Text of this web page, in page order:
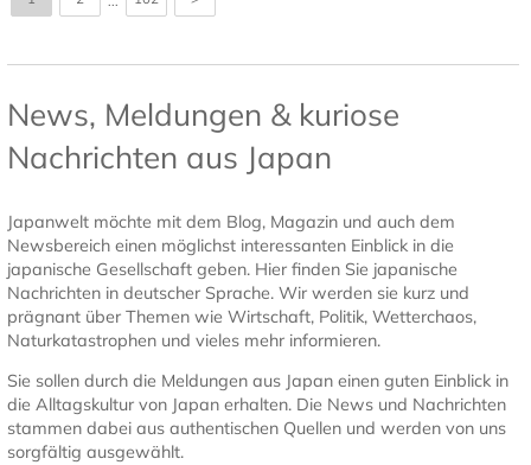
News, Meldungen & kuriose
Nachrichten aus Japan
Japanwelt möchte mit dem Blog, Magazin und auch dem
Newsbereich einen möglichst interessanten Einblick in die
japanische Gesellschaft geben. Hier finden Sie japanische
Nachrichten in deutscher Sprache. Wir werden sie kurz und
prägnant über Themen wie Wirtschaft, Politik, Wetterchaos,
Naturkatastrophen und vieles mehr informieren.
Sie sollen durch die Meldungen aus Japan einen guten Einblick in
die Alltagskultur von Japan erhalten. Die News und Nachrichten
stammen dabei aus authentischen Quellen und werden von uns
sorgfältig ausgewählt.